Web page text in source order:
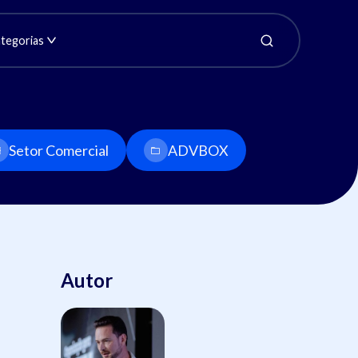
Setor Comercial ADVBOX
Autor